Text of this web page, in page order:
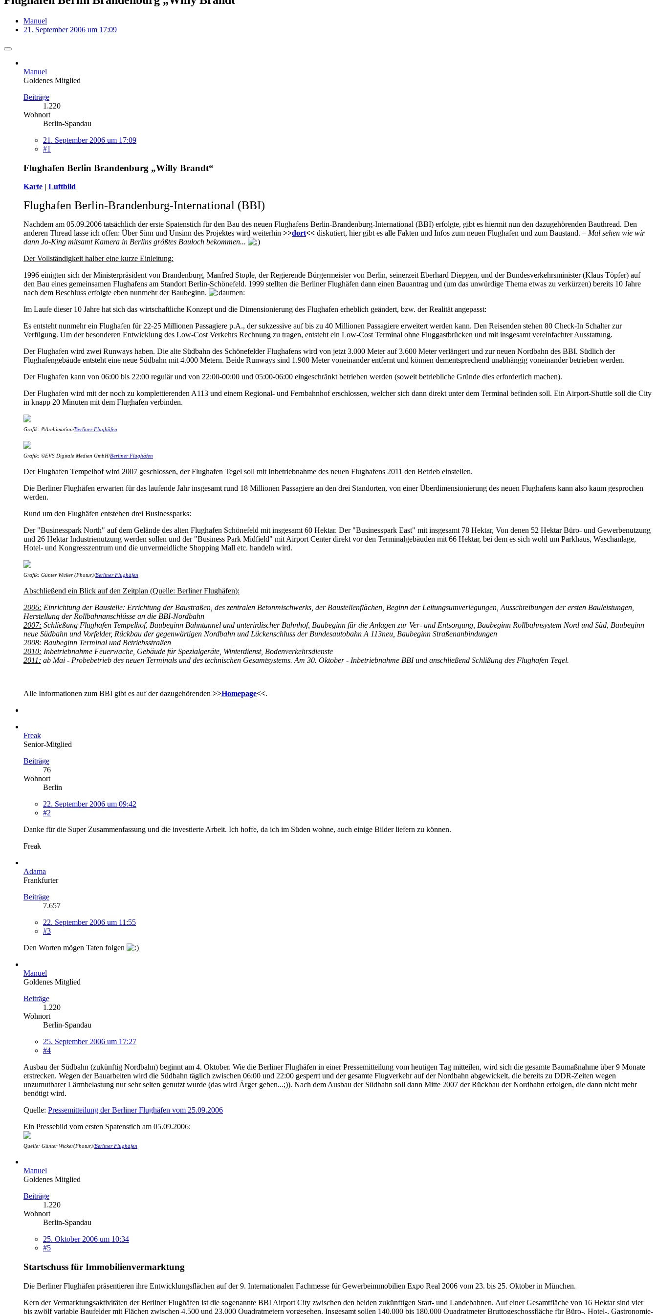
Manuel
21. September 2006 um 17:09
Manuel
Goldenes Mitglied
Beiträge
1.220
Wohnort
Berlin-Spandau
21. September 2006 um 17:09
#1
Flughafen Berlin Brandenburg „Willy Brandt“
Karte | Luftbild
Flughafen Berlin-Brandenburg-International (BBI)
Nachdem am 05.09.2006 tatsächlich der erste Spatenstich für den Bau des neuen Flughafens Berlin-Brandenburg-International (BBI) erfolgte, gibt es hiermit nun den dazugehörenden Bauthread. Den
anderen Thread lasse ich offen: Über Sinn und Unsinn des Projektes wird weiterhin >>dort<< diskutiert, hier gibt es alle Fakten und Infos zum neuen Flughafen und zum Baustand. – Mal sehen wie wir
dann Jo-King mitsamt Kamera in Berlins größtes Bauloch bekommen...
Der Vollständigkeit halber eine kurze Einleitung:
1996 einigten sich der Ministerpräsident von Brandenburg, Manfred Stople, der Regierende Bürgermeister von Berlin, seinerzeit Eberhard Diepgen, und der Bundesverkehrsminister (Klaus Töpfer) auf
den Bau eines gemeinsamen Flughafens am Standort Berlin-Schönefeld. 1999 stellten die Berliner Flughäfen dann einen Bauantrag und (um das unwürdige Thema etwas zu verkürzen) bereits 10 Jahre
nach dem Beschluss erfolgte eben nunmehr der Baubeginn.
Im Laufe dieser 10 Jahre hat sich das wirtschaftliche Konzept und die Dimensionierung des Flughafen erheblich geändert, bzw. der Realität angepasst:
Es entsteht nunmehr ein Flughafen für 22-25 Millionen Passagiere p.A., der sukzessive auf bis zu 40 Millionen Passagiere erweitert werden kann. Den Reisenden stehen 80 Check-In Schalter zur
Verfügung. Um der besonderen Entwicklung des Low-Cost Verkehrs Rechnung zu tragen, entsteht ein Low-Cost Terminal ohne Fluggastbrücken und mit insgesamt vereinfachter Ausstattung.
Der Flughafen wird zwei Runways haben. Die alte Südbahn des Schönefelder Flughafens wird von jetzt 3.000 Meter auf 3.600 Meter verlängert und zur neuen Nordbahn des BBI. Südlich der
Flughafengebäude entsteht eine neue Südbahn mit 4.000 Metern. Beide Runways sind 1.900 Meter voneinander entfernt und können dementsprechend unabhängig voneinander betrieben werden.
Der Flughafen kann von 06:00 bis 22:00 regulär und von 22:00-00:00 und 05:00-06:00 eingeschränkt betrieben werden (soweit betriebliche Gründe dies erforderlich machen).
Der Flughafen wird mit der noch zu komplettierenden A113 und einem Regional- und Fernbahnhof erschlossen, welcher sich dann direkt unter dem Terminal befinden soll. Ein Airport-Shuttle soll die City
in knapp 20 Minuten mit dem Flughafen verbinden.
Grafik: ©Archimation/Berliner Flughäfen
Grafik: ©EVS Digitale Medien GmbH/Berliner Flughäfen
Der Flughafen Tempelhof wird 2007 geschlossen, der Flughafen Tegel soll mit Inbetriebnahme des neuen Flughafens 2011 den Betrieb einstellen.
Die Berliner Flughäfen erwarten für das laufende Jahr insgesamt rund 18 Millionen Passagiere an den drei Standorten, von einer Überdimensionierung des neuen Flughafens kann also kaum gesprochen
werden.
Rund um den Flughäfen entstehen drei Businessparks:
Der "Businesspark North" auf dem Gelände des alten Flughafen Schönefeld mit insgesamt 60 Hektar. Der "Businesspark East" mit insgesamt 78 Hektar, Von denen 52 Hektar Büro- und Gewerbenutzung
und 26 Hektar Industrienutzung werden sollen und der "Business Park Midfield" mit Airport Center direkt vor den Terminalgebäuden mit 66 Hektar, bei dem es sich wohl um Parkhaus, Waschanlage,
Hotel- und Kongresszentrum und die unvermeidliche Shopping Mall etc. handeln wird.
Grafik: Günter Wicker (Photur)/Berliner Flughäfen
Abschließend ein Blick auf den Zeitplan (Quelle: Berliner Flughäfen):
2006: Einrichtung der Baustelle: Errichtung der Baustraßen, des zentralen Betonmischwerks, der Baustellenflächen, Beginn der Leitungsumverlegungen, Ausschreibungen der ersten Bauleistungen,
Herstellung der Rollbahnanschlüsse an die BBI-Nordbahn
2007: Schließung Flughafen Tempelhof, Baubeginn Bahntunnel und unterirdischer Bahnhof, Baubeginn für die Anlagen zur Ver- und Entsorgung, Baubeginn Rollbahnsystem Nord und Süd, Baubeginn
neue Südbahn und Vorfelder, Rückbau der gegenwärtigen Nordbahn und Lückenschluss der Bundesautobahn A 113neu, Baubeginn Straßenanbindungen
2008: Baubeginn Terminal und Betriebsstraßen
2010: Inbetriebnahme Feuerwache, Gebäude für Spezialgeräte, Winterdienst, Bodenverkehrsdienste
2011: ab Mai - Probebetrieb des neuen Terminals und des technischen Gesamtsystems. Am 30. Oktober - Inbetriebnahme BBI und anschließend Schlißung des Flughafen Tegel.
Alle Informationen zum BBI gibt es auf der dazugehörenden >>Homepage<<.
Freak
Senior-Mitglied
Beiträge
76
Wohnort
Berlin
22. September 2006 um 09:42
#2
Danke für die Super Zusammenfassung und die investierte Arbeit. Ich hoffe, da ich im Süden wohne, auch einige Bilder liefern zu können.
Freak
Adama
Frankfurter
Beiträge
7.657
22. September 2006 um 11:55
#3
Den Worten mögen Taten folgen
Manuel
Goldenes Mitglied
Beiträge
1.220
Wohnort
Berlin-Spandau
25. September 2006 um 17:27
#4
Ausbau der Südbahn (zukünftig Nordbahn) beginnt am 4. Oktober. Wie die Berliner Flughäfen in einer Pressemitteilung vom heutigen Tag mitteilen, wird sich die gesamte Baumaßnahme über 9 Monate
erstrecken. Wegen der Bauarbeiten wird die Südbahn täglich zwischen 06:00 und 22:00 gesperrt und der gesamte Flugverkehr auf der Nordbahn abgewickelt, die bereits zu DDR-Zeiten wegen
unzumutbarer Lärmbelastung nur sehr selten genutzt wurde (das wird Ärger geben...;)). Nach dem Ausbau der Südbahn soll dann Mitte 2007 der Rückbau der Nordbahn erfolgen, die dann nicht mehr
benötigt wird.
Quelle: Pressemitteilung der Berliner Flughäfen vom 25.09.2006
Ein Pressebild vom ersten Spatenstich am 05.09.2006:
Quelle: Günter Wicker(Photur)/Berliner Flughäfen
Manuel
Goldenes Mitglied
Beiträge
1.220
Wohnort
Berlin-Spandau
25. Oktober 2006 um 10:34
#5
Startschuss für Immobilienvermarktung
Die Berliner Flughäfen präsentieren ihre Entwicklungsflächen auf der 9. Internationalen Fachmesse für Gewerbeimmobilien Expo Real 2006 vom 23. bis 25. Oktober in München.
Kern der Vermarktungsaktivitäten der Berliner Flughäfen ist die sogenannte BBI Airport City zwischen den beiden zukünftigen Start- und Landebahnen. Auf einer Gesamtfläche von 16 Hektar sind vier
bis zwölf variable Baufelder mit Flächen zwischen 4.500 und 23.000 Quadratmetern vorgesehen. Insgesamt sollen 140.000 bis 180.000 Quadratmeter Bruttogeschossfläche für Büro-, Hotel-, Gastronomie-